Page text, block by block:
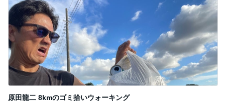
原田龍二 8kmのゴミ拾いウォーキング